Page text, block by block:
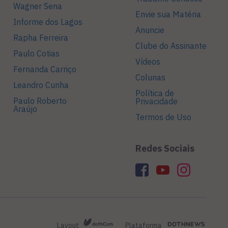
Wagner Sena
Informe dos Lagos
Rapha Ferreira
Paulo Cotias
Fernanda Carriço
Leandro Cunha
Paulo Roberto
Araújo
Envie sua Matéria
Anuncie
Clube do Assinante
Vídeos
Colunas
Política de
Privacidade
Termos de Uso
Redes Sociais
Layout Plataforma